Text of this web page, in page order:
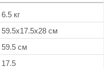
6.5 кг
59.5x17.5x28 см
59.5 см
17.5